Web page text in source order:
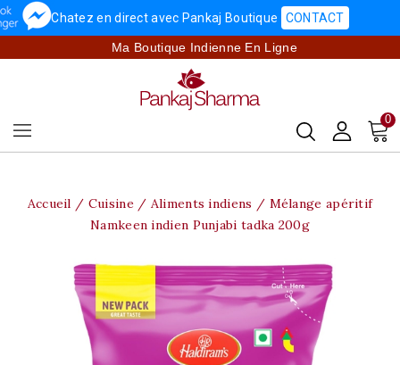
Chatez en direct avec Pankaj Boutique CONTACT
Ma Boutique Indienne En Ligne
0
Accueil Cuisine Aliments indiens
Mélange apéritif
Namkeen indien Punjabi tadka 200g